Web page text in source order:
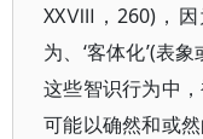
XXⅧ，260)，因
为、‘客体化’(表
这些智识行为中
可能以确然和或